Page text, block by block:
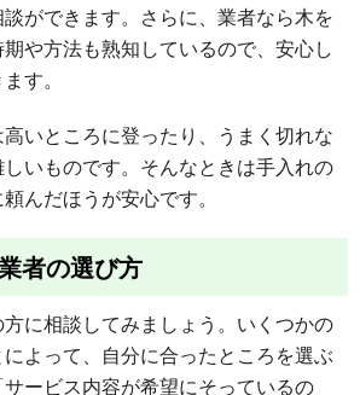
ができます。さらに、業者なら木を
や方法も熟知しているので、安心し
す。
いところに登ったり、うまく切れな
いものです。そんなときは手入れの
んだほうが安心です。
者の選び方
に相談してみましょう。いくつかの
よって、自分に合ったところを選ぶ
ービス内容が希望にそっているの